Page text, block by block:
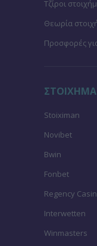
Τζίροι
Θεωρία
Προσφορές
Stoiximan
Novibet
Bwin
Fonbet
Regency
Interwetten
Winmasters